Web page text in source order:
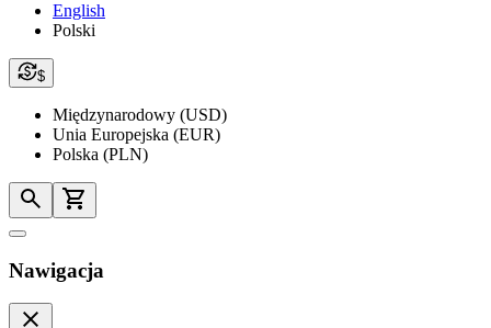
English
Polski
$
Międzynarodowy (USD)
Unia Europejska (EUR)
Polska (PLN)
Nawigacja